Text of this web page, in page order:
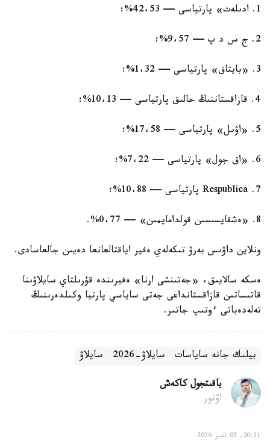
1. ادىلەت» پارتياسى — 42،53%؛
2. ج س د پ — 9،57%؛
3. «بايتاق» پارتياسى — 1،32%؛
4. قازاقستاننىڭ حالىق پارتياسى — 10،13%؛
5. «اۋىل» پارتياسى — 17،58%؛
6. «اق جول» پارتياسى — 7،22%؛
7. Respublica پارتياسى — 10،88%؛
8. «ەشقايسىسىن قولدامايمىن» — 0،77%.
ونلاين داۋىس بەرۋ تىكەلەي ەفير اياقتالعانعا دەيىن جالعاسادى.
ەسكە سالايىق، «جەتىنشى ارنا» ەفيرىندە قۇرىلتاي سايلاۋىنا
قاتىساتىن قازاقستانداعى جەتى ساياسي پارتيا وكىلدەرىنىڭ
تەلەدەباتى ءوتىپ جاتىر.
بيلىك جانە ساياسات سايلاۋ-2026 سايلاۋ
باقىتجول كاكەش
اۆتور
20:11, 05 تامىز 2026